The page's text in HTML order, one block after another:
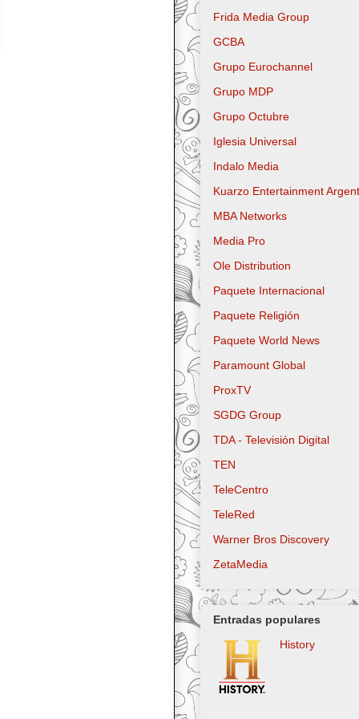
Frida Media Group
GCBA
Grupo Eurochannel
Grupo MDP
Grupo Octubre
Iglesia Universal
Indalo Media
Kuarzo Entertainment
MBA Networks
Media Pro
Ole Distribution
Paquete Internacional
Paquete Religión
Paquete World News
Paramount Global
ProxTV
SGDG Group
TDA - Televisión Digital
TEN
TeleCentro
TeleRed
Warner Bros Discovery
ZetaMedia
Entradas populares
History